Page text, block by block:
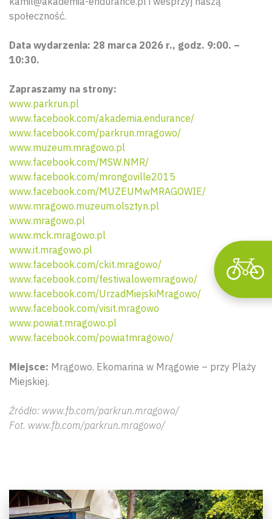
społeczność.
Data wydarzenia: 28 marca 2026 r., godz. 9:00. –
10:30.
Zapraszamy na strony:
www.parkrun.pl
www.facebook.com/akademia.endurance/
www.facebook.com/parkrun.mragowo/
www.muzeum.mragowo.pl
www.facebook.com/MSW.NMR/
www.facebook.com/mrongoville2015
www.facebook.com/MUZEUMwMRAGOWIE/
www.mragowo.muzeum.olsztyn.pl
www.mragowo.pl
www.mck.mragowo.pl
www.it.mragowo.pl
www.facebook.com/ckit.mragowo/
www.facebook.com/festiwalowemragowo/
www.facebook.com/UrzadMiejskiMragowo/
www.facebook.com/visit.mragowo
www.powiat.mragowo.pl
www.facebook.com/powiatmragowo/
Miejsce: Mrągowo. Ekomarina w Mrągowie – przy Plaży
Miejskiej.
Źródło: www.fb.com/parkrun.mragowo/
Fot. www.fb.com/parkrun.mragowo/